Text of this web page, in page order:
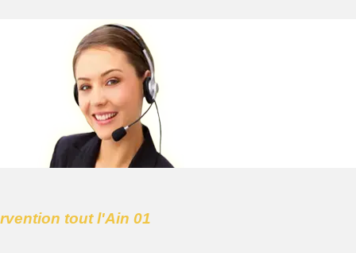
tout l'Ain 01